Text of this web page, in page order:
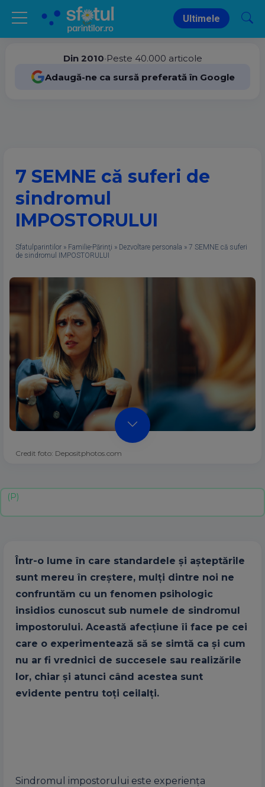
Ultimele
Din 2010•Peste 40.000 articole
Adaugă-ne ca sursă preferată în Google
7 SEMNE că suferi de
sindromul
IMPOSTORULUI
Sfatulparintilor » Familie-Părinţi » Dezvoltare personala » 7 SEMNE că suferi
de sindromul IMPOSTORULUI
Credit foto: Depositphotos.com
Într-o lume în care standardele și așteptările
sunt mereu în creștere, mulți dintre noi ne
confruntăm cu un fenomen psihologic
insidios cunoscut sub numele de sindromul
impostorului. Această afecțiune îi face pe cei
care o experimentează să se simtă ca și cum
nu ar fi vrednici de succesele sau realizările
lor, chiar și atunci când acestea sunt
evidente pentru toți ceilalți.
Sindromul impostorului este experiența